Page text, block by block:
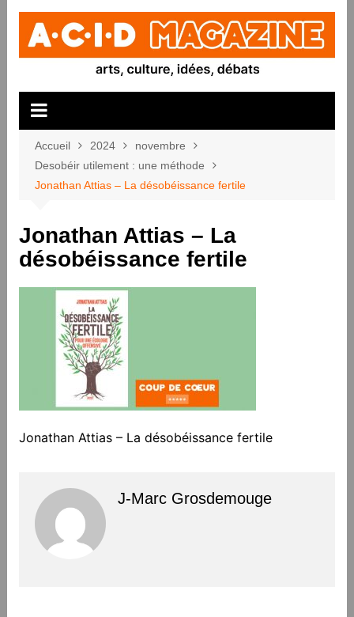
Aller
contenu
Accueil 2024
novembre
Desobéir utilement : une méthode
Jonathan Attias – La désobéissance fertile
Jonathan Attias – La
désobéissance fertile
Jonathan Attias – La désobéissance fertile
J-Marc Grosdemouge